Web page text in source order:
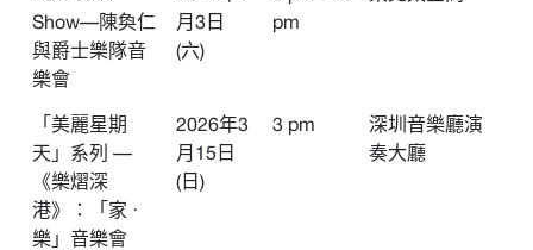
Show—陳奐仁
與爵士樂隊音
樂會
月3日
(六)
pm
「美麗星期
天」系列 —
《樂熠深
港》：「家 ‧
樂」音樂會
2026年3
月15日
(日)
3 pm
深圳音樂廳演
奏大廳